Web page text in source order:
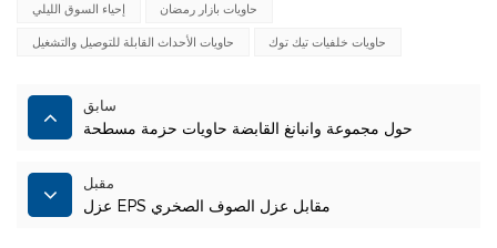
إحياء السوق الليلي حاويات بازار رمضان
حاويات الأحداث القابلة للتوصيل والتشغيل حاويات خلفيات تيك توك
سابق
حول مجموعة وانبانغ القابضة حاويات حزمة مسطحة
مقبل
عزل EPS مقابل عزل الصوف الصخري